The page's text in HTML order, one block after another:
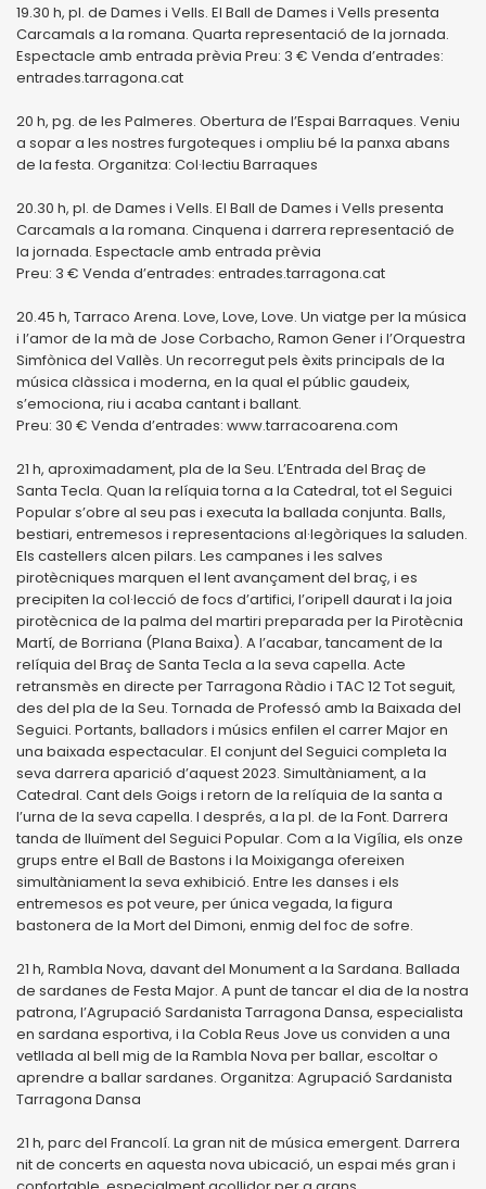
19.30 h, pl. de Dames i Vells. El Ball de Dames i Vells presenta
Carcamals a la romana. Quarta representació de la jornada.
Espectacle amb entrada prèvia Preu: 3 € Venda d’entrades:
entrades.tarragona.cat
20 h, pg. de les Palmeres. Obertura de l’Espai Barraques. Veniu
a sopar a les nostres furgoteques i ompliu bé la panxa abans
de la festa. Organitza: Col·lectiu Barraques
20.30 h, pl. de Dames i Vells. El Ball de Dames i Vells presenta
Carcamals a la romana. Cinquena i darrera representació de
la jornada. Espectacle amb entrada prèvia
Preu: 3 € Venda d’entrades: entrades.tarragona.cat
20.45 h, Tarraco Arena. Love, Love, Love. Un viatge per la música
i l’amor de la mà de Jose Corbacho, Ramon Gener i l’Orquestra
Simfònica del Vallès. Un recorregut pels èxits principals de la
música clàssica i moderna, en la qual el públic gaudeix,
s’emociona, riu i acaba cantant i ballant.
Preu: 30 € Venda d’entrades: www.tarracoarena.com
21 h, aproximadament, pla de la Seu. L’Entrada del Braç de
Santa Tecla. Quan la relíquia torna a la Catedral, tot el Seguici
Popular s’obre al seu pas i executa la ballada conjunta. Balls,
bestiari, entremesos i representacions al·legòriques la saluden.
Els castellers alcen pilars. Les campanes i les salves
pirotècniques marquen el lent avançament del braç, i es
precipiten la col·lecció de focs d’artifici, l’oripell daurat i la joia
pirotècnica de la palma del martiri preparada per la Pirotècnia
Martí, de Borriana (Plana Baixa). A l’acabar, tancament de la
relíquia del Braç de Santa Tecla a la seva capella. Acte
retransmès en directe per Tarragona Ràdio i TAC 12 Tot seguit,
des del pla de la Seu. Tornada de Professó amb la Baixada del
Seguici. Portants, balladors i músics enfilen el carrer Major en
una baixada espectacular. El conjunt del Seguici completa la
seva darrera aparició d’aquest 2023. Simultàniament, a la
Catedral. Cant dels Goigs i retorn de la relíquia de la santa a
l’urna de la seva capella. I després, a la pl. de la Font. Darrera
tanda de lluïment del Seguici Popular. Com a la Vigília, els onze
grups entre el Ball de Bastons i la Moixiganga ofereixen
simultàniament la seva exhibició. Entre les danses i els
entremesos es pot veure, per única vegada, la figura
bastonera de la Mort del Dimoni, enmig del foc de sofre.
21 h, Rambla Nova, davant del Monument a la Sardana. Ballada
de sardanes de Festa Major. A punt de tancar el dia de la nostra
patrona, l’Agrupació Sardanista Tarragona Dansa, especialista
en sardana esportiva, i la Cobla Reus Jove us conviden a una
vetllada al bell mig de la Rambla Nova per ballar, escoltar o
aprendre a ballar sardanes. Organitza: Agrupació Sardanista
Tarragona Dansa
21 h, parc del Francolí. La gran nit de música emergent. Darrera
nit de concerts en aquesta nova ubicació, un espai més gran i